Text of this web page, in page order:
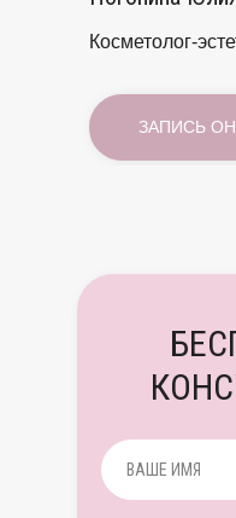
Косметолог-
ЗАПИСЬ